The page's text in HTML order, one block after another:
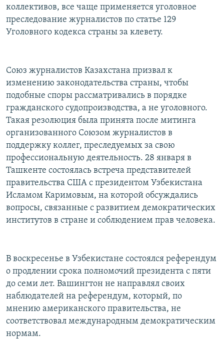
коллективов, все чаще применяется уголовное
преследование журналистов по статье 129
Уголовного кодекса страны за клевету.
Союз журналистов Казахстана призвал к
изменению законодательства страны, чтобы
подобные споры рассматривались в порядке
гражданского судопроизводства, а не уголовного.
Такая резолюция была принята после митинга
организованного Союзом журналистов в
поддержку коллег, преследуемых за свою
профессиональную деятельность. 28 января в
Ташкенте состоялась встреча представителей
правительства США с президентом Узбекистана
Исламом Каримовым, на которой обсуждались
вопросы, связанные с развитием демократических
институтов в стране и соблюдением прав человека.
В воскресенье в Узбекистане состоялся референдум
о продлении срока полномочий президента с пяти
до семи лет. Вашингтон не направлял своих
наблюдателей на референдум, который, по
мнению американского правительства, не
соответствовал международным демократическим
нормам.